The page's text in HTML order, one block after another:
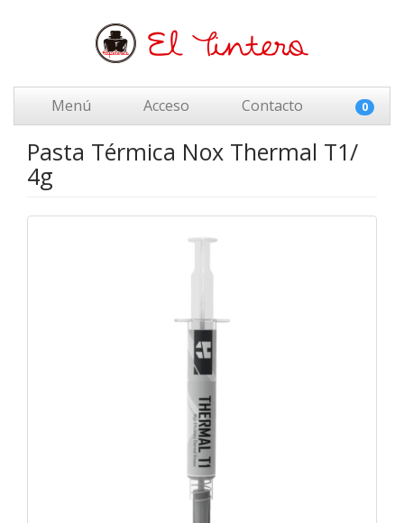
Menú Acceso Contacto 0
Pasta Térmica Nox Thermal T1/
4g